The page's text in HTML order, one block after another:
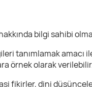
bilgi sahibi
tanımlamak amacı
örnek olarak
fikirler, dini